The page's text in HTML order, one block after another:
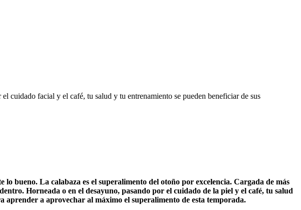
cuidado facial y el café, tu salud y tu entrenamiento se pueden beneficiar de sus
bueno. La calabaza es el superalimento del otoño por excelencia. Cargada de más
Horneada o en el desayuno, pasando por el cuidado de la piel y el café, tu salud
aprender a aprovechar al máximo el superalimento de esta temporada.